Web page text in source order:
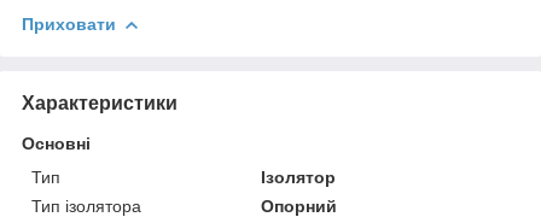
Приховати
Характеристики
Основні
Тип
Ізолятор
Тип ізолятора
Опорний